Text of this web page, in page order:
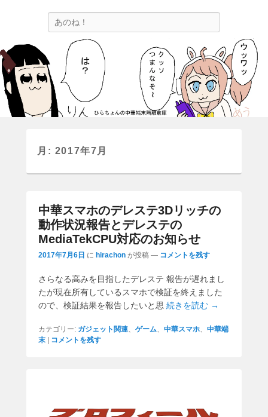
ひらちょんの中華端末隔離倉庫
ほたがページ上部にある検索バーを消してくれたサイトです。
月: 2017年7月
中華スマホのデレステ3Dリッチの
動作状況報告とデレステの
MediaTekCPU対応のお知らせ
2017年7月6日 に hirachon が投稿 — コメントを残す
さらなる高みを目指したデレステ 報告が遅れまし
たが現在所有しているスマホで検証を終えました
ので、検証結果を報告したいと思 続きを読む →
カテゴリー: ガジェット関連、 ゲーム、 中華スマホ、 中華端
末 | コメントを残す